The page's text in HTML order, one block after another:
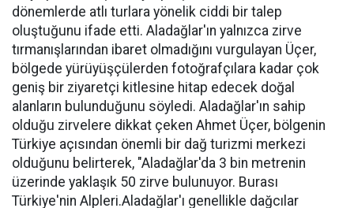
dönemlerde atlı turlara yönelik ciddi bir talep
oluştuğunu ifade etti. Aladağlar'ın yalnızca zirve
tırmanışlarından ibaret olmadığını vurgulayan Üçer,
bölgede yürüyüşçülerden fotoğrafçılara kadar çok
geniş bir ziyaretçi kitlesine hitap edecek doğal
alanların bulunduğunu söyledi. Aladağlar'ın sahip
olduğu zirvelere dikkat çeken Ahmet Üçer, bölgenin
Türkiye açısından önemli bir dağ turizmi merkezi
olduğunu belirterek, "Aladağlar'da 3 bin metrenin
üzerinde yaklaşık 50 zirve bulunuyor. Burası
Türkiye'nin Alpleri.Aladağlar'ı genellikle dağcılar